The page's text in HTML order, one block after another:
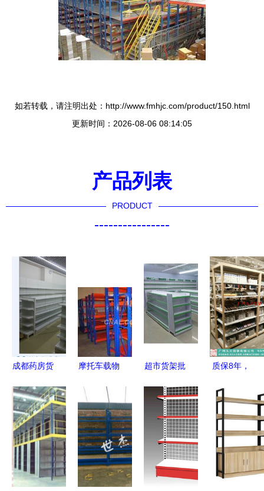
如若转载，请注明出处：http://www.fmhjc.com/product/150.html
更新时间：2026-08-06 08:14:05
产品列表
PRODUCT
----------------
成都药房货
销与批发价
格全解析
摩托车载物
南与中铝网
批发优势
超市货架批
安源头供应
商全方位解
析
质保8年，
架与诺米货
架展柜批发
全解析